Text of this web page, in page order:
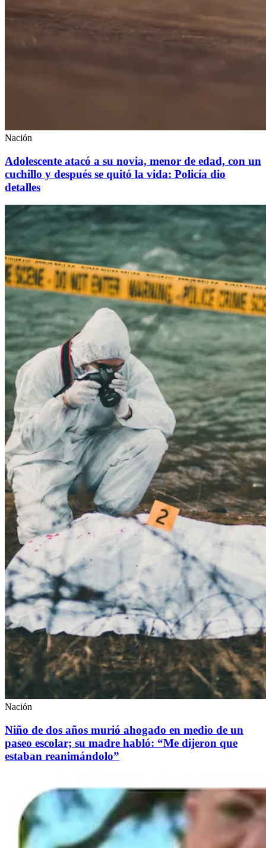
Nación
Adolescente atacó a su novia, menor de edad, con un
cuchillo y después se quitó la vida: Policía dio
detalles
Nación
Niño de dos años murió ahogado en medio de un
paseo escolar; su madre habló: “Me dijeron que
estaban reanimándolo”